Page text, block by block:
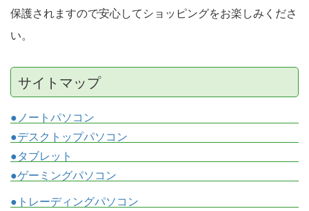
保護されますので安心してショッピングをお楽しみくださ
い。
サイトマップ
●ノートパソコン
●デスクトップパソコン
●タブレット
●ゲーミングパソコン
●トレーディングパソコン